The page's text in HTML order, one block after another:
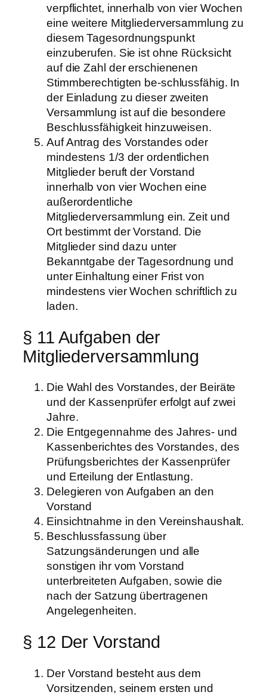
verpflichtet, innerhalb von vier Wochen
eine weitere Mitgliederversammlung zu
diesem Tagesordnungspunkt
einzuberufen. Sie ist ohne Rücksicht
auf die Zahl der erschienenen
Stimmberechtigten be-schlussfähig. In
der Einladung zu dieser zweiten
Versammlung ist auf die besondere
Beschlussfähigkeit hinzuweisen.
Auf Antrag des Vorstandes oder
mindestens 1/3 der ordentlichen
Mitglieder beruft der Vorstand
innerhalb von vier Wochen eine
außerordentliche
Mitgliederversammlung ein. Zeit und
Ort bestimmt der Vorstand. Die
Mitglieder sind dazu unter
Bekanntgabe der Tagesordnung und
unter Einhaltung einer Frist von
mindestens vier Wochen schriftlich zu
laden.
§ 11 Aufgaben der
Mitgliederversammlung
Die Wahl des Vorstandes, der Beiräte
und der Kassenprüfer erfolgt auf zwei
Jahre.
Die Entgegennahme des Jahres- und
Kassenberichtes des Vorstandes, des
Prüfungsberichtes der Kassenprüfer
und Erteilung der Entlastung.
Delegieren von Aufgaben an den
Vorstand
Einsichtnahme in den Vereinshaushalt.
Beschlussfassung über
Satzungsänderungen und alle
sonstigen ihr vom Vorstand
unterbreiteten Aufgaben, sowie die
nach der Satzung übertragenen
Angelegenheiten.
§ 12 Der Vorstand
Der Vorstand besteht aus dem
Vorsitzenden, seinem ersten und